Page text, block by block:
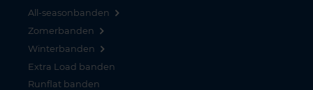
All-seasonbanden
Zomerbanden
Winterbanden
Extra Load banden
Runflat banden